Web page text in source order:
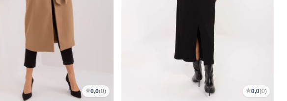
0,0(0) 0,0(0)